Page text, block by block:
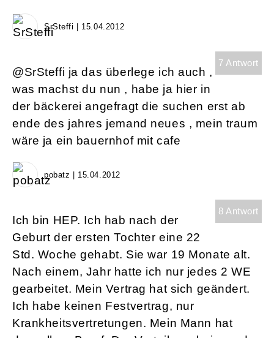
SrSteffi | 15.04.2012
7 Antwort
@SrSteffi ja das überlege ich auch ,
was machst du nun , habe ja hier in
der bäckerei angefragt die suchen erst ab
ende des jahres jemand neues , mein traum
wäre ja ein bauernhof mit cafe
pobatz | 15.04.2012
8 Antwort
Ich bin HEP. Ich hab nach der
Geburt der ersten Tochter eine 22
Std. Woche gehabt. Sie war 19 Monate alt.
Nach einem, Jahr hatte ich nur jedes 2 WE
gearbeitet. Mein Vertrag hat sich geändert.
Ich habe keinen Festvertrag, nur
Krankheitsvertretungen. Mein Mann hat